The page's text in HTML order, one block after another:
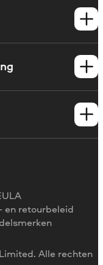
Alle rechten
en retourbeleid